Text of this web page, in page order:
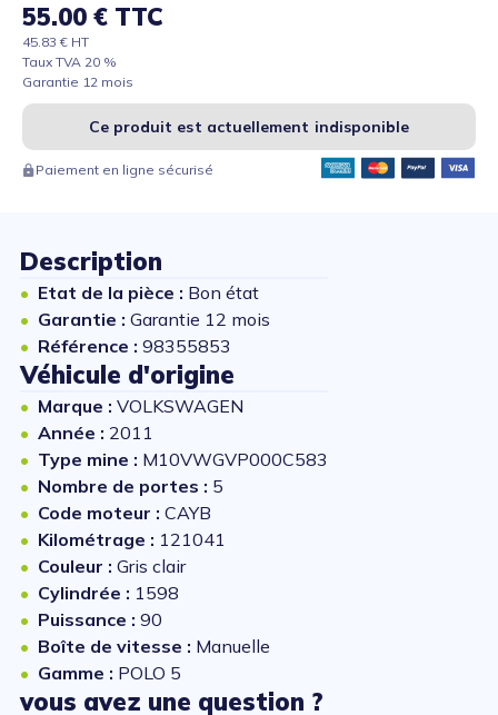
55.00 € TTC
45.83 € HT
Taux TVA 20 %
Garantie 12 mois
Ce produit est actuellement indisponible
Paiement en ligne sécurisé
Description
Etat de la pièce : Bon état
Garantie : Garantie 12 mois
Référence : 98355853
Véhicule d'origine
Marque : VOLKSWAGEN
Année : 2011
Type mine : M10VWGVP000C583
Nombre de portes : 5
Code moteur : CAYB
Kilométrage : 121041
Couleur : Gris clair
Cylindrée : 1598
Puissance : 90
Boîte de vitesse : Manuelle
Gamme : POLO 5
vous avez une question ?